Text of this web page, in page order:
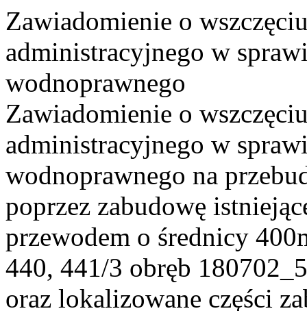
Zawiadomienie o
administracyjnego w
wodnoprawnego
Zawiadomienie o
administracyjnego w
wodnoprawnego na
poprzez zabudowę
przewodem o średnicy
440, 441/3 obręb
oraz lokalizowane części